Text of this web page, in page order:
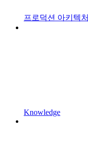
프로덕션 아키텍처
Knowledge